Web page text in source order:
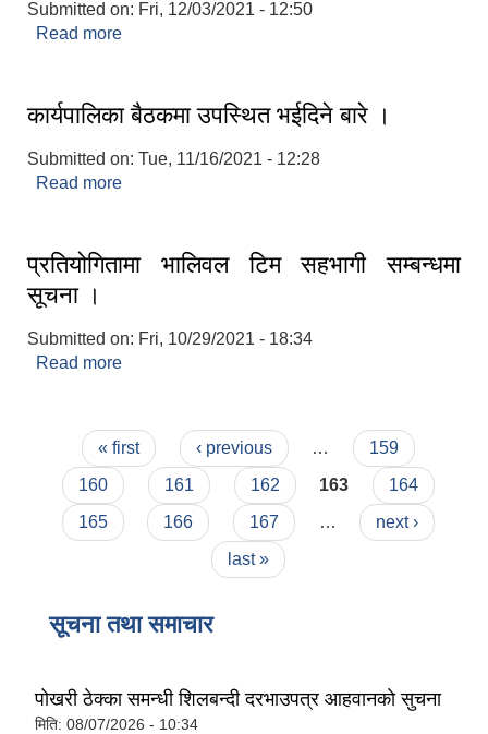
Submitted on: Fri, 12/03/2021 - 12:50
Read more
कार्यपालिका बैठकमा उपस्थित भईदिने बारे ।
Submitted on: Tue, 11/16/2021 - 12:28
Read more
प्रतियोगितामा भालिवल टिम सहभागी सम्बन्धमा
सूचना ।
Submitted on: Fri, 10/29/2021 - 18:34
Read more
Pages« first ‹ previous …
159
160
161 162 163
164
165
166 167 …
next ›
last »
सूचना तथा समाचार
पोखरी ठेक्का समन्धी शिलबन्दी दरभाउपत्र आहवानकाे सुचना
मिति: 08/07/2026 - 10:34